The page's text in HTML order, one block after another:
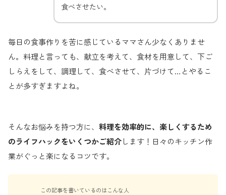
食べさせたい。
毎日の食事作りを苦に感じているママさん少なくありませ
ん。料理と言っても、献立を考えて、食材を用意して、下ご
しらえをして、調理して、食べさせて、片づけて…とやるこ
とが多すぎますよね。
そんなお悩みを持つ方に、 料理を効率的に、楽しくするため
のライフハックをいくつかご紹介します！日々のキッチン作
業がぐっと楽になるコツです。
この記事を書いているのはこんな人